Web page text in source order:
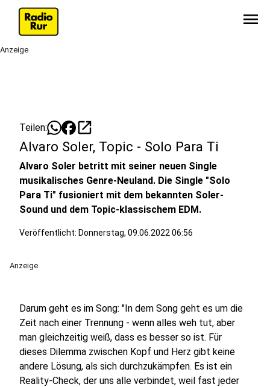
menu
Anzeige
Teilen: open_in_new
Alvaro Soler, Topic - Solo Para Ti
Alvaro Soler betritt mit seiner neuen Single
musikalisches Genre-Neuland. Die Single "Solo
Para Ti" fusioniert mit dem bekannten Soler-
Sound und dem Topic-klassischem EDM.
Veröffentlicht: Donnerstag, 09.06.2022 06:56
Anzeige
Darum geht es im Song: "In dem Song geht es um die
Zeit nach einer Trennung - wenn alles weh tut, aber
man gleichzeitig weiß, dass es besser so ist. Für
dieses Dilemma zwischen Kopf und Herz gibt keine
andere Lösung, als sich durchzukämpfen. Es ist ein
Reality-Check, der uns alle verbindet, weil fast jeder